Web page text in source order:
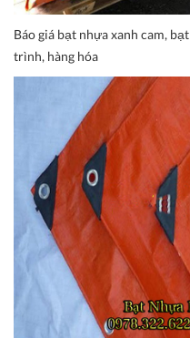
Báo giá bạt nhựa xanh cam,
trình, hàng hóa